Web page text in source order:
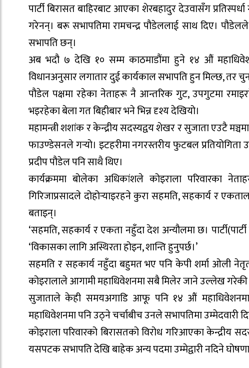
पार्टी बिरासत बाहिरबाट आएका शेरबहादुर देउवासँग
गरेनन्। बरू सभापतिमा रामचन्द्र पौडेललाई साथ दिए।
सभापति छन्।
अब भदौ ७ देखि १० सम्म काठमाडौंमा हुने १४ औं
विधानअनुसार लगातार दुई कार्यकाल सभापति हुन मिल्छ, तर
पौडेल पक्षमा रहेका नेताहरू नै आन्तरिक गुट, उपगुटमा
भइरहेका बेला गत बिहीबार भने भिन्न दृश्य देखियो।
महामन्त्री शशांक र केन्द्रीय सदस्यद्वय शेखर र सुजाता एउटै
फाउण्डेसनले गर्‍यो। इटहरीमा नगरस्तरीय फुटबल प्रतियोगिता
प्रदीप पौडेल पनि साथै थिए।
कार्यक्रममा बोलेका अधिकांशले कोइराला परिवारका
गिरिजाप्रसादले दोहोर्‍याइरहने कुरा सहमति, सहकार्य र
बताइन्।
‘सहमति, सहकार्य र एकता नहुँदा देश अन्यौलमा छ।
‘विकासका लागि अस्थिरता होइन, शान्ति हुनुपर्छ।’
सहमति र सहकार्य नहुँदा बहुमत भए पनि केपी शर्मा ओली
कोइरालाले आगामी महाधिवेशनमा सबै मिलेर जाने उल्लेख गरेकी
सुजाताले केही समयअगाडि आफू पनि १४ औं
महाधिवेशनमा पनि उठ्ने चर्चाबीच उनले सभापतिमा उम्मेदवारी
कोइराला परिवारको बिरासतको विरोध गरिआएका
यसपटक सभापति देखि बाहेक अन्य पदमा उम्मेद्वारी नदिने